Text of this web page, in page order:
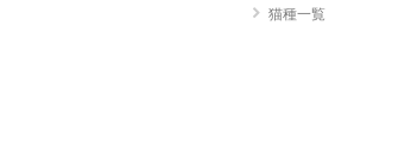
猫種一覧